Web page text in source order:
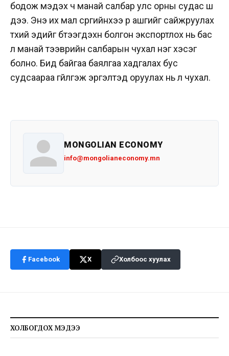
бодож мэдэх ч манай салбар улс орны судас шүү
дээ. Энэ их мал сүргийнхээ үр ашгийг сайжруулах
түүхий эдийг бүтээгдэхүүн болгон экспортлох нь бас
л манай тээврийн салбарын чухал нэг хэсэг
болно. Бид байгаа баялгаа хадгалах бус
судсаараа гүйлгэж эргэлтэд оруулах нь л чухал.
MONGOLIAN ECONOMY
info@mongolianeconomy.mn
Facebook X Холбоос хуулах
ХОЛБОГДОХ МЭДЭЭ